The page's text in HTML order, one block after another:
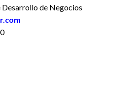
Desarrollo de Negocios